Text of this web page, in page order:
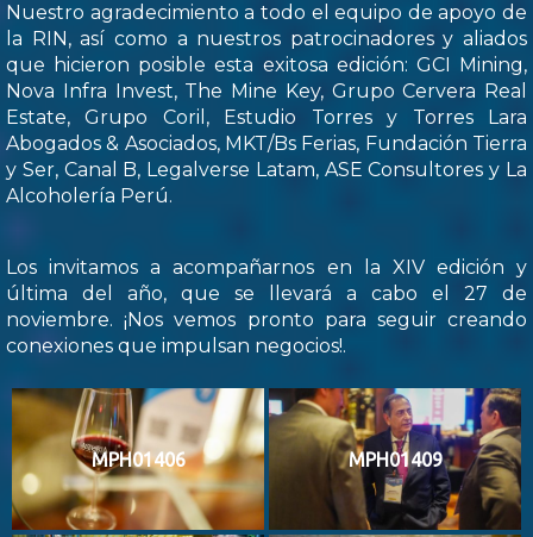
Nuestro agradecimiento a todo el equipo de apoyo de
la RIN, así como a nuestros patrocinadores y aliados
que hicieron posible esta exitosa edición: GCI Mining,
Nova Infra Invest, The Mine Key, Grupo Cervera Real
Estate, Grupo Coril, Estudio Torres y Torres Lara
Abogados & Asociados, MKT/Bs Ferias, Fundación Tierra
y Ser, Canal B, Legalverse Latam, ASE Consultores y La
Alcoholería Perú.
Los invitamos a acompañarnos en la XIV edición y
última del año, que se llevará a cabo el 27 de
noviembre. ¡Nos vemos pronto para seguir creando
conexiones que impulsan negocios!.
MPH01406 MPH01409